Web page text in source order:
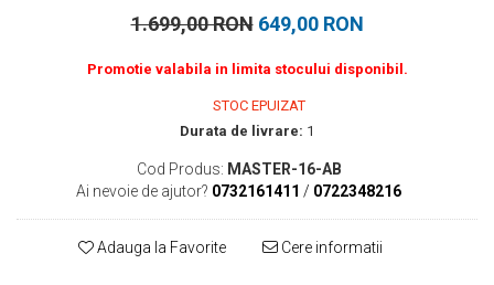
1.699,00 RON 649,00 RON
Promotie valabila in limita stocului disponibil.
STOC EPUIZAT
Durata de livrare: 1
Cod Produs: MASTER-16-AB
Ai nevoie de ajutor? 0732161411 / 0722348216
Adauga la Favorite Cere informatii